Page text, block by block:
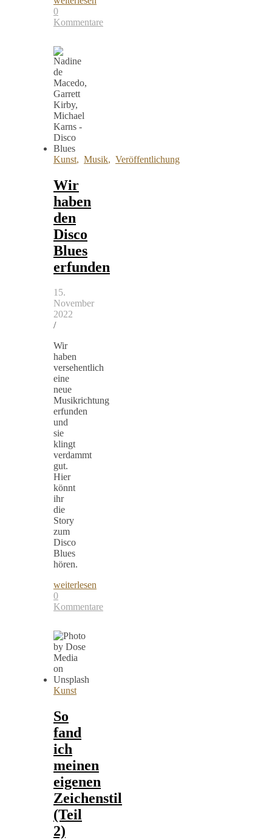
0
Kommentare
Kunst, Musik, Veröffentlichung
Wir
haben
den
Disco
Blues
erfunden
15.
November
2022
/
Wir
haben
versehentlich
eine
neue
Musikrichtung
erfunden
und
sie
klingt
verdammt
gut.
Hier
könnt
ihr
die
Story
zum
Disco
Blues
hören.
weiterlesen
0
Kommentare
Kunst
So
fand
ich
meinen
eigenen
Zeichenstil
(Teil
2)